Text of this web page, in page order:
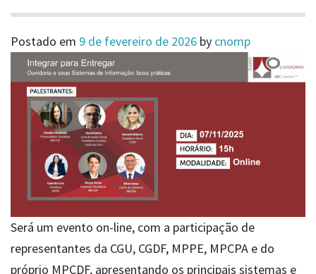
Postado em 9 de fevereiro de 2026 by cnomp
Será um evento on-line, com a participação de
representantes da CGU, CGDF, MPPE, MPCPA e do
próprio MPCDF, apresentando os principais sistemas e